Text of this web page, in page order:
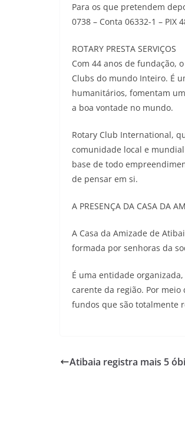
Para os que pretendem
0738 – Conta 06332-1 –
ROTARY PRESTA SERVIÇOS
Com 44 anos de fundação,
Clubs do mundo Inteiro. É
humanitários, fomentam
a boa vontade no mundo.
Rotary Club International,
comunidade local e
base de todo
de pensar em si.
A PRESENÇA DA CASA DA
A Casa da Amizade de
formada por senhoras da
É uma entidade
carente da região. Por
fundos que são totalmente
Atibaia registra mais 5